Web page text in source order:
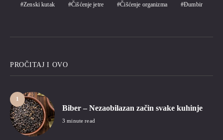
Zenski kutak
Čišćenje jetre Čišćenje organizma Đumbir
PROČITAJ I OVO
1
Biber – Nezaobilazan začin svake kuhinje
3 minute read